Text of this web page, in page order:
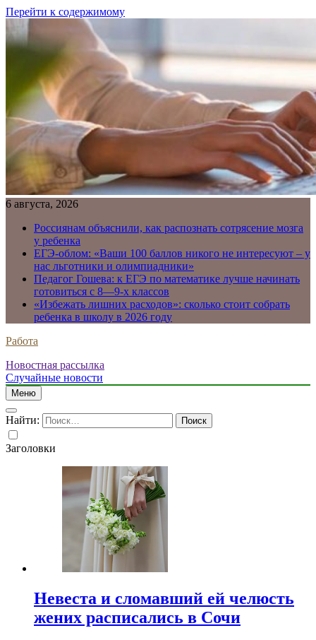
Перейти к содержимому
6 августа, 2026
Россиянам объяснили, как распознать сотрясение мозга
у ребенка
ЕГЭ-облом: «Ваши 100 баллов никого не интересуют – у
нас льготники и олимпиадники»
Педагог Гошева: к ЕГЭ по математике лучше начинать
готовиться с 8—9-х классов
«Избежать лишних расходов»: сколько стоит собрать
ребенка в школу в 2026 году
Работа
Новостная рассылка
Случайные новости
Меню
Найти:
Заголовки
Невеста и сломавший ей челюсть
жених расписались в Сочи